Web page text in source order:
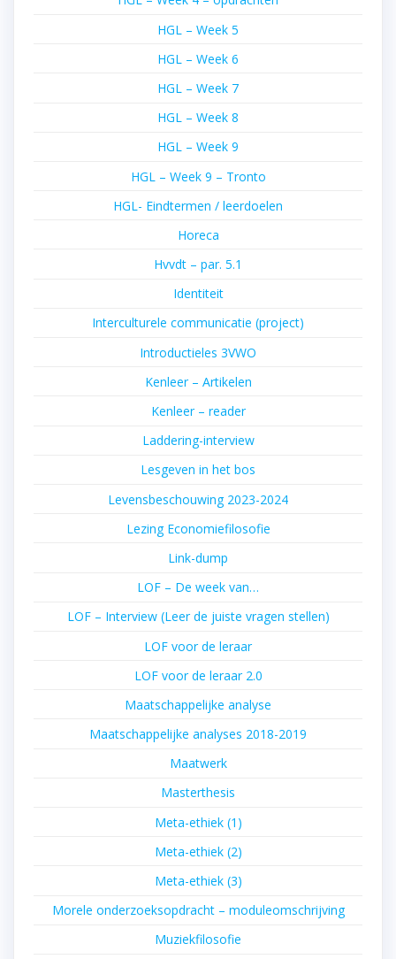
HGL – Week 5
HGL – Week 6
HGL – Week 7
HGL – Week 8
HGL – Week 9
HGL – Week 9 – Tronto
HGL- Eindtermen / leerdoelen
Horeca
Hvvdt – par. 5.1
Identiteit
Interculturele communicatie (project)
Introductieles 3VWO
Kenleer – Artikelen
Kenleer – reader
Laddering-interview
Lesgeven in het bos
Levensbeschouwing 2023-2024
Lezing Economiefilosofie
Link-dump
LOF – De week van…
LOF – Interview (Leer de juiste vragen stellen)
LOF voor de leraar
LOF voor de leraar 2.0
Maatschappelijke analyse
Maatschappelijke analyses 2018-2019
Maatwerk
Masterthesis
Meta-ethiek (1)
Meta-ethiek (2)
Meta-ethiek (3)
Morele onderzoeksopdracht – moduleomschrijving
Muziekfilosofie